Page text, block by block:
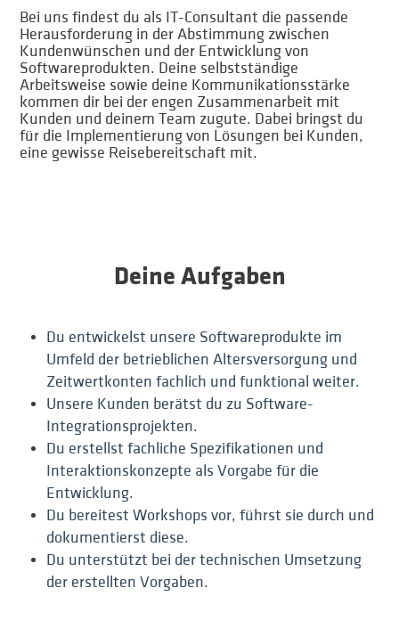
Bei uns findest du als IT-Consultant die passende
Herausforderung in der Abstimmung zwischen
Kundenwünschen und der Entwicklung von
Softwareprodukten. Deine selbstständige
Arbeitsweise sowie deine Kommunikationsstärke
kommen dir bei der engen Zusammenarbeit mit
Kunden und deinem Team zugute. Dabei bringst du
für die Implementierung von Lösungen bei Kunden,
eine gewisse Reisebereitschaft mit.
Deine Aufgaben
Du entwickelst unsere Softwareprodukte im
Umfeld der betrieblichen Altersversorgung und
Zeitwertkonten fachlich und funktional weiter.
Unsere Kunden berätst du zu Software-
Integrationsprojekten.
Du erstellst fachliche Spezifikationen und
Interaktionskonzepte als Vorgabe für die
Entwicklung.
Du bereitest Workshops vor, führst sie durch und
dokumentierst diese.
Du unterstützt bei der technischen Umsetzung
der erstellten Vorgaben.